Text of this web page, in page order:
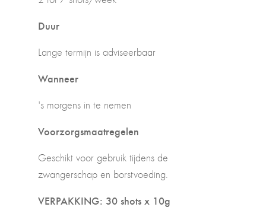
Duur
Lange termijn is adviseerbaar
Wanneer
's morgens in te nemen
Voorzorgsmaatregelen
Geschikt voor gebruik tijdens de
zwangerschap en borstvoeding.
VERPAKKING: 30 shots x 10g